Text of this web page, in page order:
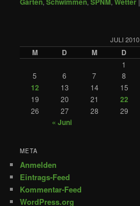
JULI 2010
M D M D
1
5
6 7 8
12
13 14 15
19
20 21 22
26
27 28 29
« Juni
META
Anmelden
Eintrags-Feed
Kommentar-Feed
WordPress.org